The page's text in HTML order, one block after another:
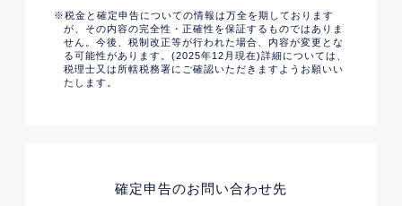
税金と確定申告についての情報は万全を期しております
が、その内容の完全性・正確性を保証するものではありま
せん。今後、税制改正等が行われた場合、内容が変更とな
る可能性があります。(2025年12月現在)詳細については、
税理士又は所轄税務署にご確認いただきますようお願いい
たします。
確定申告のお問い合わせ先